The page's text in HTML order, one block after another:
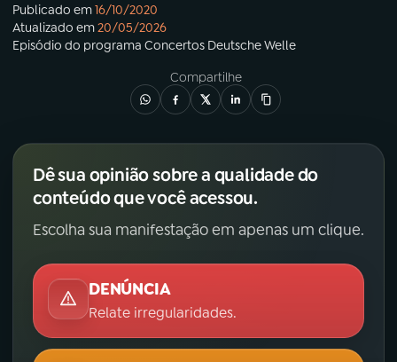
Publicado em16/10/2020
Atualizado em20/05/2026
Episódio do programa Concertos Deutsche Welle
Compartilhe
Dê sua opinião sobre a qualidade do
conteúdo que você acessou.
Escolha sua manifestação em apenas um clique.
DENÚNCIA
Relate irregularidades.